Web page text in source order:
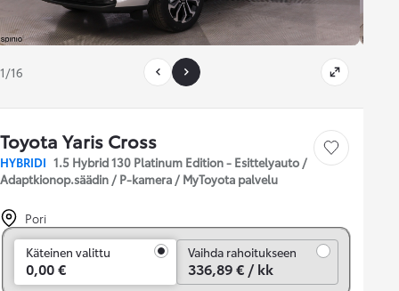
1/16
Toyota Yaris Cross
HYBRIDI 1.5 Hybrid 130 Platinum Edition - Esittelyauto /
Adaptkionop.säädin / P-kamera / MyToyota palvelu
Tallenna auto
Pori
Käteinen valittu
0,00 €
Vaihda rahoitukseen
336,89 € / kk